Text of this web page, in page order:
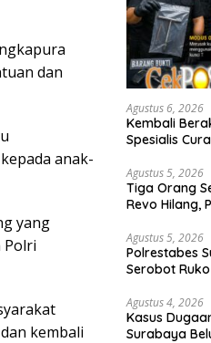
dan
anak-
yang
Polri
kembali
Agustus 6, 2026
Kembali
Spesialis
Agustus 5, 2026
Tiga Orang
Revo Hilang,
Agustus 5, 2026
Polrestabes
Serobot
Agustus 4, 2026
Kasus
Surabaya